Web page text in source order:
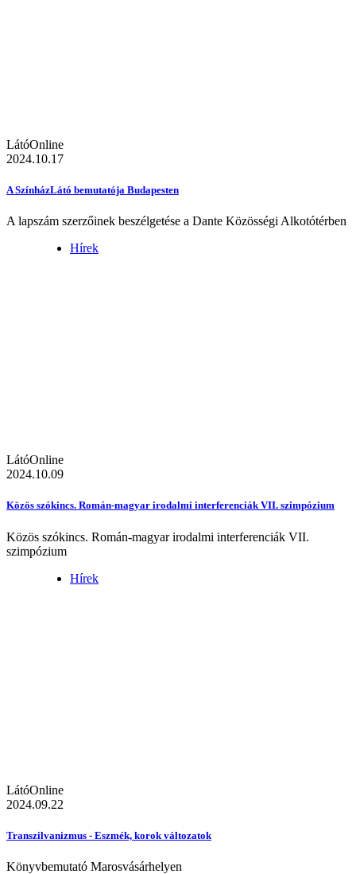
LátóOnline
2024.10.17
A SzínházLátó bemutatója Budapesten
A lapszám szerzőinek beszélgetése a Dante Közösségi Alkotótérben
Hírek
LátóOnline
2024.10.09
Közös szókincs. Román-magyar irodalmi interferenciák VII. szimpózium
Közös szókincs. Román-magyar irodalmi interferenciák VII.
szimpózium
Hírek
LátóOnline
2024.09.22
Transzilvanizmus - Eszmék, korok változatok
Könyvbemutató Marosvásárhelyen